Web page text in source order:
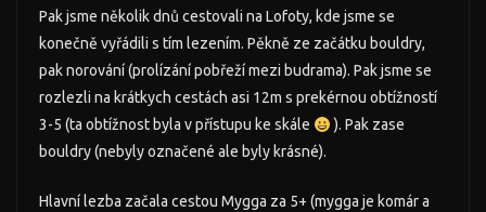
Pak jsme několik dnů cestovali na Lofoty, kde jsme se
konečně vyřádili s tím lezením. Pěkně ze začátku bouldry,
pak norování (prolízání pobřeží mezi budrama). Pak jsme se
rozlezli na krátkych cestách asi 12m s prekérnou obtížností
3-5 (ta obtížnost byla v přístupu ke skále
). Pak zase
bouldry (nebyly označené ale byly krásné).
Hlavní lezba začala cestou Mygga za 5+ (mygga je komár a